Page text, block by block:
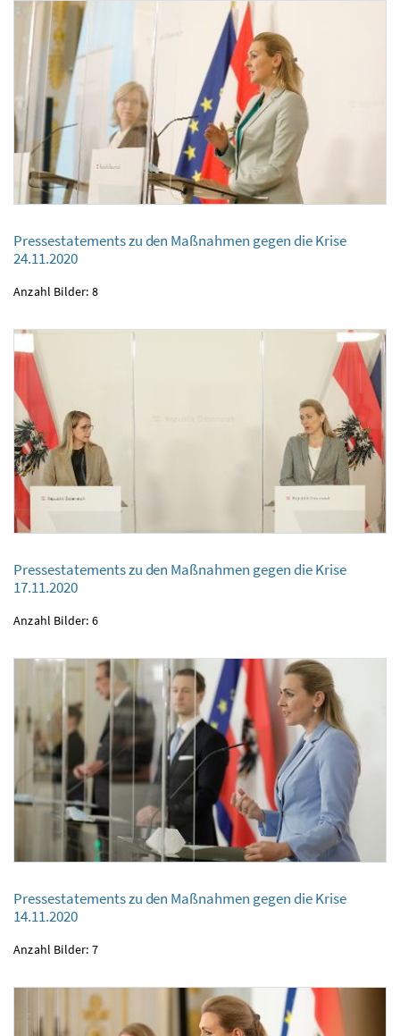
Pressestatements zu den Maßnahmen gegen die Krise
Pressestatements zu den Maßnahmen gegen die Krise
24.11.2020
Anzahl Bilder: 8
Pressestatements zu den Maßnahmen gegen die Krise
17.11.2020
Pressestatements zu den Maßnahmen gegen die Krise
17.11.2020
Anzahl Bilder: 6
Pressestatements zu den Maßnahmen gegen die Krise
14.11.2020
Pressestatements zu den Maßnahmen gegen die Krise
14.11.2020
Anzahl Bilder: 7